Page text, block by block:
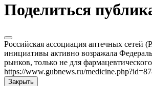
Поделиться
Российская ассоциация аптечных сетей
инициативы активно возражала
рынков, только не для
https://www.gubnews.ru/
Закрыть